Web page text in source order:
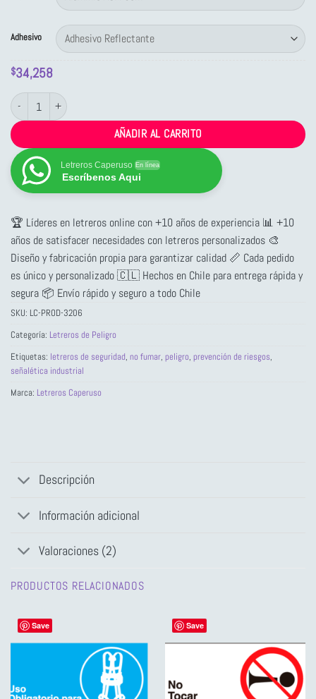
Adhesivo
$34,258
Letrero de Peligro: No Fumar cantidad
AÑADIR AL CARRITO
Letreros Caperuso En línea
Escríbenos Aqui
🏆 Líderes en letreros online con +10 años de experiencia 📊 +10
años de satisfacer necesidades con letreros personalizados 🎨
Diseño y fabricación propia para garantizar calidad 📏 Cada pedido
es único y personalizado 🇨🇱 Hechos en Chile para entrega rápida y
segura 📦 Envío rápido y seguro a todo Chile
SKU: LC-PROD-3206
Categoría: Letreros de Peligro
Etiquetas: letreros de seguridad, no fumar, peligro, prevención de riesgos,
señalética industrial
Marca: Letreros Caperuso
Descripción
Información adicional
Valoraciones (2)
PRODUCTOS RELACIONADOS
Save Save